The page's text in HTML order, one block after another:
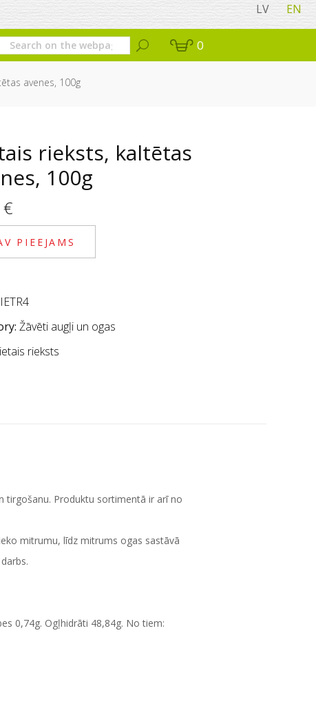
LV EN
0
avenes, 100g
rieksts, kaltētas
100g
€
PIEEJAMS
Žāvēti augļi un ogas
rieksts
tirgošanu. Produktu sortimentā ir arī no
mitrumu, līdz mitrums ogas sastāvā
0,74g. Ogļhidrāti 48,84g. No tiem: